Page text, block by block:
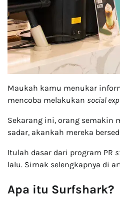
Maukah kamu menukar
mencoba melakukan social
Sekarang ini, orang semakin
sadar, akankah mereka
Itulah dasar dari program PR
lalu. Simak selengkapnya di
Apa itu Surfshark?